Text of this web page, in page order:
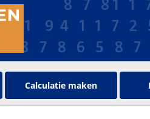
Calculatie maken